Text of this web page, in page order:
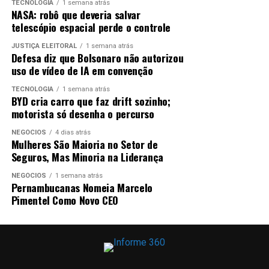
Argentina – New York/New Jersey Stadium, East
Rutherford, New Jersey, U.S. – July 19, 2026 Spain’s
Rodri kisses the World Cup trophy during the trophy
ANÚNCIO
Do lado norueguês, o técnico Stale Solbakken fez uma
mudança em relação ao time do triunfo por 2 a 1 sobre a
Costa do Marfim, nos 16 avos de final.
lesão, Julian Ryerson retornou à lateral direita, na
vaga de Marcus Pedersen
A Noruega iniciou a partida propondo o jogo e deu um
Martin Odegaard, às costas do lateral Douglas Santos,
TECNOLOGIA 1 semana atrás
NASA: robô que deveria salvar
telescópio espacial perde o controle
JUSTIÇA ELEITORAL 1 semana atrás
Defesa diz que Bolsonaro não autorizou
uso de vídeo de IA em convenção
TECNOLOGIA 1 semana atrás
BYD cria carro que faz drift sozinho;
motorista só desenha o percurso
NEGÓCIOS 4 dias atrás
Mulheres São Maioria no Setor de
Seguros, Mas Minoria na Liderança
NEGÓCIOS 1 semana atrás
Pernambucanas Nomeia Marcelo
Pimentel Como Novo CEO